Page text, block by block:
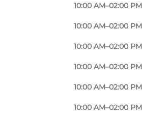
10:00 AM–02:00 PM
10:00 AM–02:00 PM
10:00 AM–02:00 PM
10:00 AM–02:00 PM
10:00 AM–02:00 PM
10:00 AM–02:00 PM
you will find one large
at one end.